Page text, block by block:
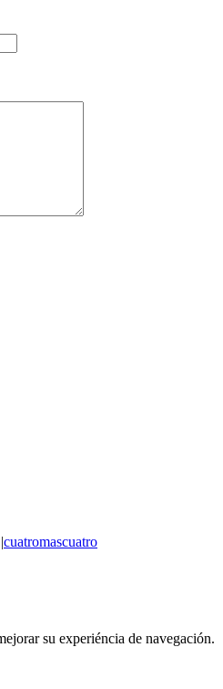
cuatromascuatro
su experiéncia de navegación.